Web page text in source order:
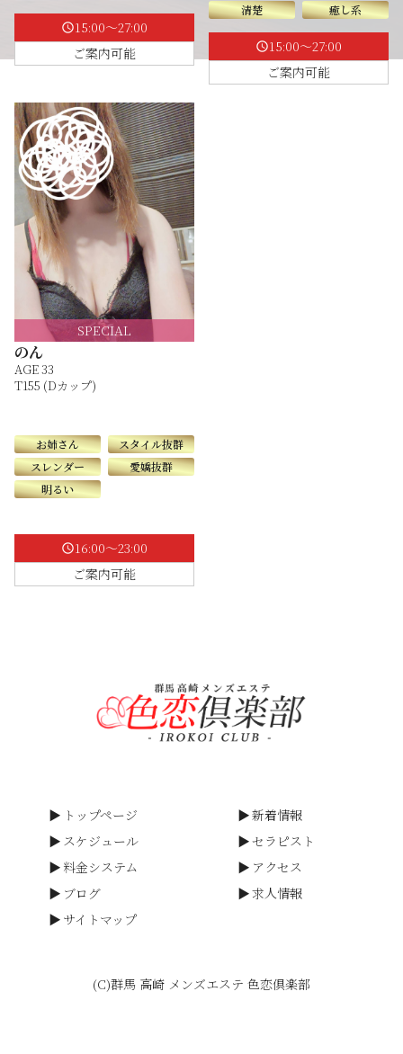
schedule15:00～27:00
ご案内可能
清楚
癒し系
schedule15:00～27:00
ご案内可能
SPECIAL
のん
AGE 33
T155 (Dカップ)
お姉さん
スタイル抜群
スレンダー
愛嬌抜群
明るい
schedule16:00～23:00
ご案内可能
トップページ
新着情報
スケジュール
セラピスト
料金システム
アクセス
ブログ
求人情報
サイトマップ
(C)群馬 高崎 メンズエステ 色恋倶楽部